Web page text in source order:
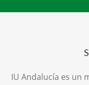
IU Andalucía es un